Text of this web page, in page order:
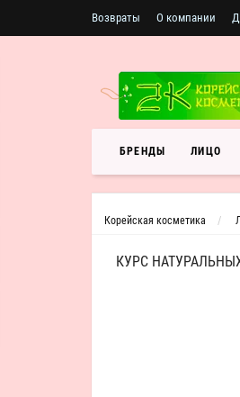
Возвраты О компании
БРЕНДЫ ЛИЦО
Корейская косметика
КУРС